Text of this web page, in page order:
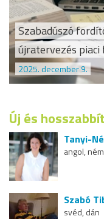
Szabadúszó
újratervezés
2025. december 9.
Új és
Tanyi-
angol,
Szabó
svéd, dán